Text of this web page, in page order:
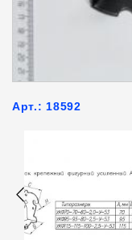
Арт.: 18592